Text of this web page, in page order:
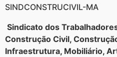
Share
SINDCONSTRUCIVIL-MA
Sindicato dos
Construção Civil,
Infraestrutura, Mobiliário,